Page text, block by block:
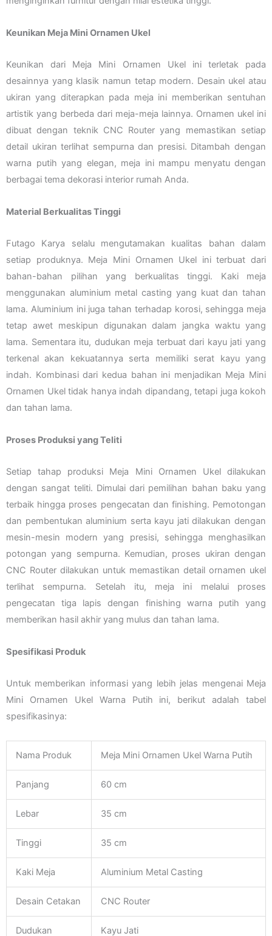
Keunikan Meja Mini Ornamen Ukel
Keunikan dari Meja Mini Ornamen Ukel ini terletak pada
desainnya yang klasik namun tetap modern. Desain ukel atau
ukiran yang diterapkan pada meja ini memberikan sentuhan
artistik yang berbeda dari meja-meja lainnya. Ornamen ukel ini
dibuat dengan teknik CNC Router yang memastikan setiap
detail ukiran terlihat sempurna dan presisi. Ditambah dengan
warna putih yang elegan, meja ini mampu menyatu dengan
berbagai tema dekorasi interior rumah Anda.
Material Berkualitas Tinggi
Futago Karya selalu mengutamakan kualitas bahan dalam
setiap produknya. Meja Mini Ornamen Ukel ini terbuat dari
bahan-bahan pilihan yang berkualitas tinggi. Kaki meja
menggunakan aluminium metal casting yang kuat dan tahan
lama. Aluminium ini juga tahan terhadap korosi, sehingga meja
tetap awet meskipun digunakan dalam jangka waktu yang
lama. Sementara itu, dudukan meja terbuat dari kayu jati yang
terkenal akan kekuatannya serta memiliki serat kayu yang
indah. Kombinasi dari kedua bahan ini menjadikan Meja Mini
Ornamen Ukel tidak hanya indah dipandang, tetapi juga kokoh
dan tahan lama.
Proses Produksi yang Teliti
Setiap tahap produksi Meja Mini Ornamen Ukel dilakukan
dengan sangat teliti. Dimulai dari pemilihan bahan baku yang
terbaik hingga proses pengecatan dan finishing. Pemotongan
dan pembentukan aluminium serta kayu jati dilakukan dengan
mesin-mesin modern yang presisi, sehingga menghasilkan
potongan yang sempurna. Kemudian, proses ukiran dengan
CNC Router dilakukan untuk memastikan detail ornamen ukel
terlihat sempurna. Setelah itu, meja ini melalui proses
pengecatan tiga lapis dengan finishing warna putih yang
memberikan hasil akhir yang mulus dan tahan lama.
Spesifikasi Produk
Untuk memberikan informasi yang lebih jelas mengenai Meja
Mini Ornamen Ukel Warna Putih ini, berikut adalah tabel
spesifikasinya:
Nama Produk Meja Mini Ornamen Ukel Warna Putih
Panjang 60 cm
Lebar 35 cm
Tinggi 35 cm
Kaki Meja Aluminium Metal Casting
Desain Cetakan CNC Router
Dudukan Kayu Jati